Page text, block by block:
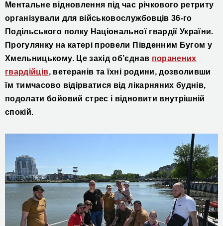
Ментальне відновлення під час річкового ретриту
організували для військовослужбовців 36-го
Подільського полку Національної гвардії України.
Прогулянку на катері провели Південним Бугом у
Хмельницькому. Це захід об’єднав поранених
гвардійців, ветеранів та їхні родини, дозволивши
їм тимчасово відірватися від лікарняних буднів,
подолати бойовий стрес і відновити внутрішній
спокій.